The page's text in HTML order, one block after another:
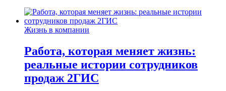
Жизнь в компании
Работа, которая меняет жизнь:
реальные истории сотрудников
продаж 2ГИС